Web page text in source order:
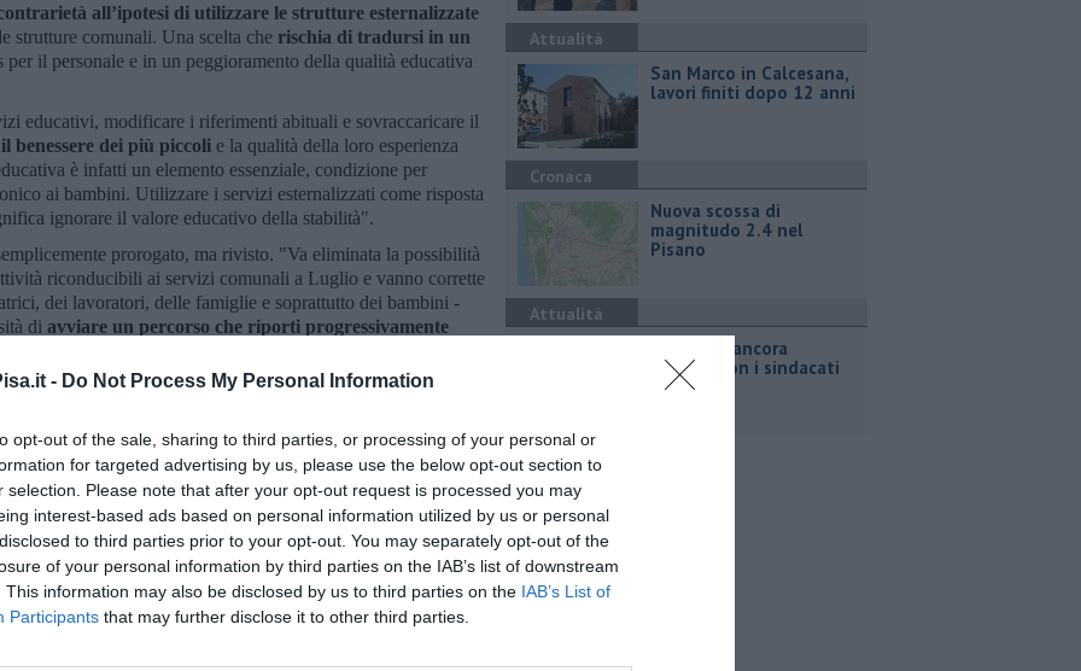
- Do Not Process My Personal Information
opt-out of the sale, sharing to third parties, or processing of your personal or
for targeted advertising by us, please use the below opt-out section to
selection. Please note that after your opt-out request is processed you may
interest-based ads based on personal information utilized by us or personal
to third parties prior to your opt-out. You may separately opt-out of the
of your personal information by third parties on the IAB’s list of downstream
This information may also be disclosed by us to third parties on the IAB’s List of
Participants that may further disclose it to other third parties.
all’ipotesi di utilizzare le strutture esternalizzate
strutture comunali. Una scelta che rischia di tradursi in un
per il personale e in un peggioramento della qualità educativa
educativi, modificare i riferimenti abituali e sovraccaricare il
benessere dei più piccoli e la qualità della loro esperienza
è infatti un elemento essenziale, condizione per
ai bambini. Utilizzare i servizi esternalizzati come risposta
ignorare il valore educativo della stabilità".
prorogato, ma rivisto. "Va eliminata la possibilità
riconducibili ai servizi comunali a Luglio e vanno corrette
dei lavoratori, delle famiglie e soprattutto dei bambini -
di avviare un percorso che riporti progressivamente
sulla qualità del servizio e sulla tutela del lavoro. Perché è
di Pisa rivendica bilanci solidi, nuovi investimenti e milioni
non investire nella reinternalizzazione delle lavoratrici delle
iscriviti alla
Newsletter QUInews - ToscanaMedia.
nella tua casella di posta.
Attualità
San Marco in Calcesana,
lavori finiti dopo 12 anni
Cronaca
Nuova scossa di
magnitudo 2.4 nel
Pisano
Attualità
Takeda, è ancora
scontro con i sindacati